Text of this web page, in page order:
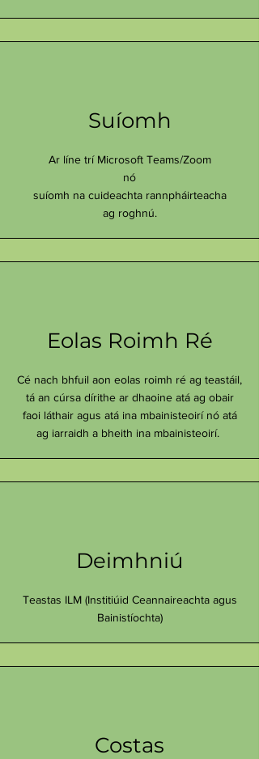
Suíomh
Ar líne trí Microsoft Teams/Zoom
nó
suíomh na cuideachta rannpháirteacha
ag roghnú.
Eolas Roimh Ré
Cé nach bhfuil aon eolas roimh ré ag teastáil,
tá an cúrsa dírithe ar dhaoine atá ag obair
faoi láthair agus atá ina mbainisteoirí nó atá
ag iarraidh a bheith ina mbainisteoirí.
Deimhniú
Teastas ILM (Institiúid Ceannaireachta agus
Bainistíochta)
Costas